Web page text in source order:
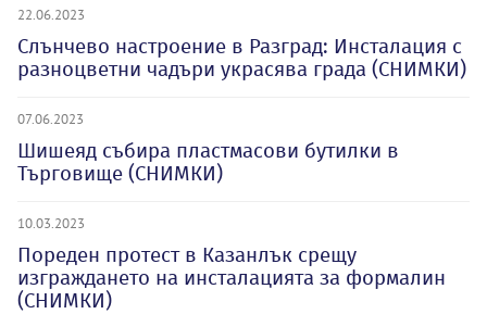
22.06.2023
Слънчево настроение в Разград: Инсталация с
разноцветни чадъри украсява града (СНИМКИ)
07.06.2023
Шишеяд събира пластмасови бутилки в
Търговище (СНИМКИ)
10.03.2023
Пореден протест в Казанлък срещу
изграждането на инсталацията за формалин
(СНИМКИ)